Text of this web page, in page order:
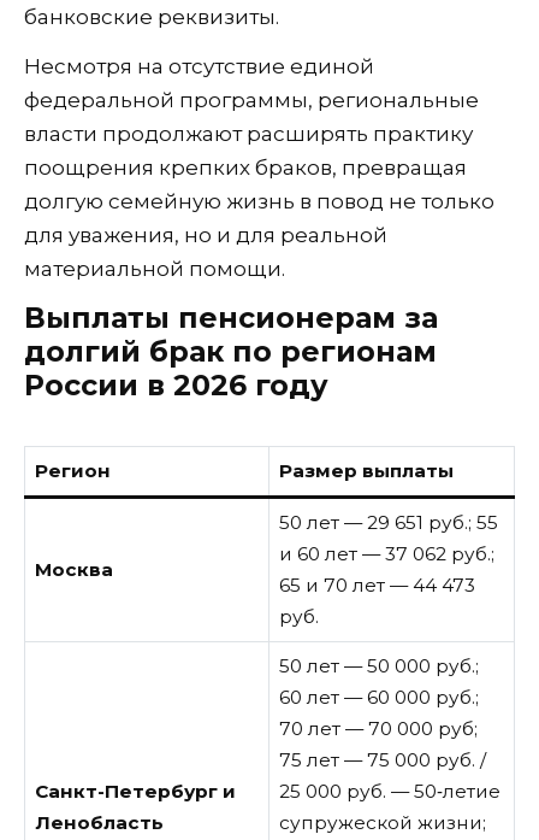
банковские реквизиты.
Несмотря на отсутствие единой
федеральной программы, региональные
власти продолжают расширять практику
поощрения крепких браков, превращая
долгую семейную жизнь в повод не только
для уважения, но и для реальной
материальной помощи.
Выплаты пенсионерам за
долгий брак по регионам
России в 2026 году
Регион Размер выплаты
Москва
50 лет — 29 651 руб.; 55
и 60 лет — 37 062 руб.;
65 и 70 лет — 44 473
руб.
Санкт-Петербург и
Ленобласть
50 лет — 50 000 руб.;
60 лет — 60 000 руб.;
70 лет — 70 000 руб;
75 лет — 75 000 руб. /
25 000 руб. — 50‑летие
супружеской жизни;